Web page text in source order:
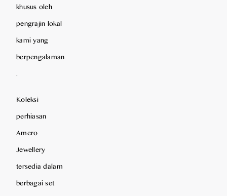
khusus oleh
pengrajin lokal
kami yang
berpengalaman
.
Koleksi
perhiasan
Amero
Jewellery
tersedia dalam
berbagai set